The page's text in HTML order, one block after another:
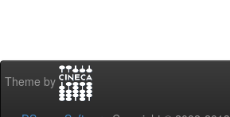
Theme by